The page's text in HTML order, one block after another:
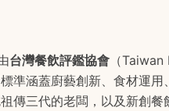
台灣餐飲評鑑協會 （
準涵蓋廚藝創新、食材運
傳三代的老闆，以及新創